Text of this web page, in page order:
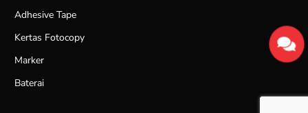
Adhesive Tape
Kertas Fotocopy
Marker
Baterai